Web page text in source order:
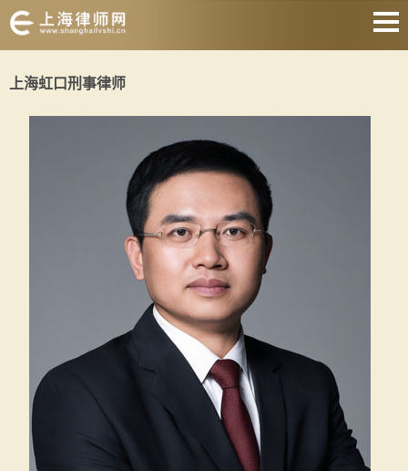
房产纠纷
合同纠纷
征地拆迁
劳动纠纷
关于我们
上海虹口刑事律师